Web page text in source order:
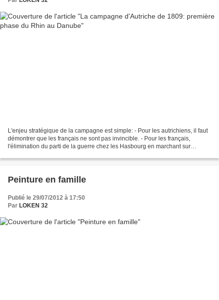
L'enjeu stratégique de la campagne est simple: - Pour les autrichiens, il faut
démontrer que les français ne sont pas invincible. - Pour les français,
l'élimination du parti de la guerre chez les Hasbourg en marchant sur
Peinture en famille
Publié le 29/07/2012 à 17:50
Par LOKEN 32